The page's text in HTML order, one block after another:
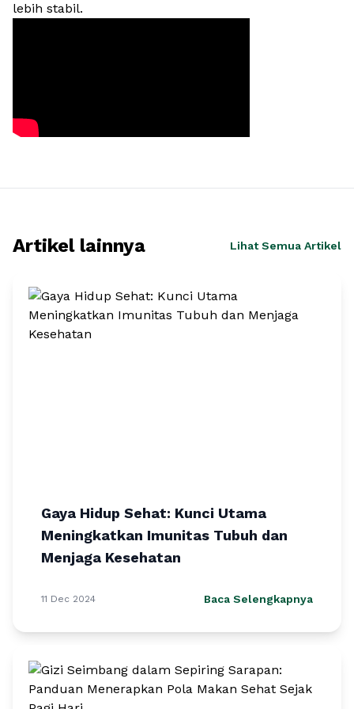
lebih stabil.
Artikel lainnya Lihat Semua Artikel
Gaya Hidup Sehat: Kunci Utama
Meningkatkan Imunitas Tubuh dan
Menjaga Kesehatan
11 Dec 2024 Baca Selengkapnya